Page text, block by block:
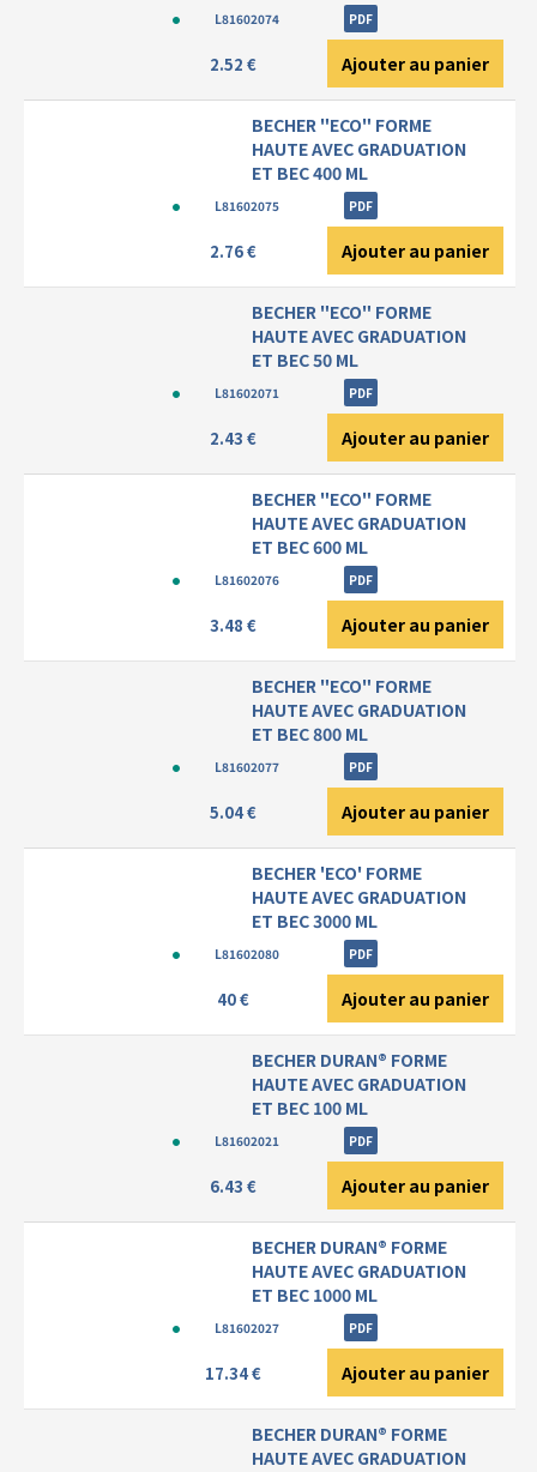
L81602074 PDF
2.52 € Ajouter au panier
BECHER "ECO" FORME
HAUTE AVEC GRADUATION
ET BEC 400 ML
L81602075 PDF
2.76 € Ajouter au panier
BECHER "ECO" FORME
HAUTE AVEC GRADUATION
ET BEC 50 ML
L81602071 PDF
2.43 € Ajouter au panier
BECHER "ECO" FORME
HAUTE AVEC GRADUATION
ET BEC 600 ML
L81602076 PDF
3.48 € Ajouter au panier
BECHER "ECO" FORME
HAUTE AVEC GRADUATION
ET BEC 800 ML
L81602077 PDF
5.04 € Ajouter au panier
BECHER 'ECO' FORME
HAUTE AVEC GRADUATION
ET BEC 3000 ML
L81602080 PDF
40 € Ajouter au panier
BECHER DURAN® FORME
HAUTE AVEC GRADUATION
ET BEC 100 ML
L81602021 PDF
6.43 € Ajouter au panier
BECHER DURAN® FORME
HAUTE AVEC GRADUATION
ET BEC 1000 ML
L81602027 PDF
17.34 € Ajouter au panier
BECHER DURAN® FORME
HAUTE AVEC GRADUATION